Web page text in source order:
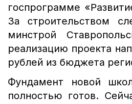
госпрограмме
За строительством
минстрой
реализацию проекта
рублей из бюджета
Фундамент новой
полностью готов.